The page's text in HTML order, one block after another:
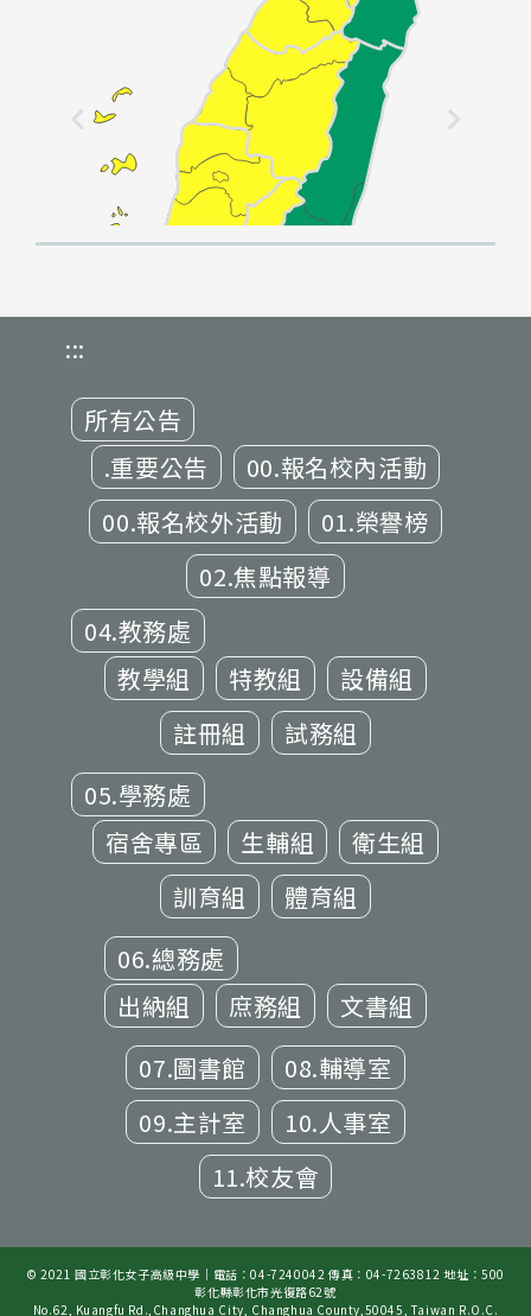
:::
所有公告
.重要公告
00.報名校內活動
00.報名校外活動
01.榮譽榜
02.焦點報導
04.教務處
教學組
特教組
設備組
註冊組
試務組
05.學務處
宿舍專區
生輔組
衛生組
訓育組
體育組
06.總務處
出納組
庶務組
文書組
07.圖書館
08.輔導室
09.主計室
10.人事室
11.校友會
© 2021 國立彰化女子高級中學｜電話：04-7240042 傳真：04-7263812 地址：500
彰化縣彰化市光復路62號
No.62, Kuangfu Rd.,Changhua City, Changhua County,50045, Taiwan R.O.C.